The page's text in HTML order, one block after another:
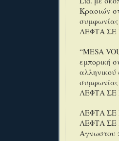
Κρασιών
συμφωνίας
ΛΕΦΤΑ
“MESA
εμπορική
αλληνικού
συμφωνίας
ΛΕΦΤΑ
ΛΕΦΤΑ ΣΕ
ΛΕΦΤΑ ΣΕ
Αγνωστου